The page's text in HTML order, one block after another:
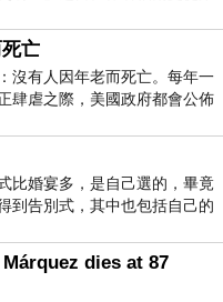
亡
沒有人因年老而死亡。每年一
肆虐之際，美國政府都會公佈
比婚宴多，是自己選的，畢竟
到告別式，其中也包括自己的
dies at 87